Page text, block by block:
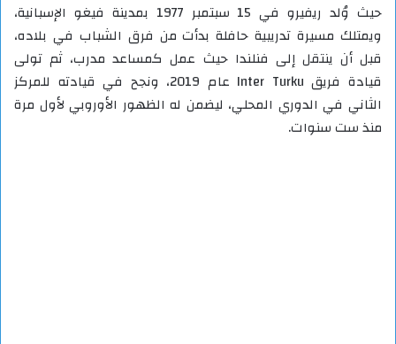
حيث وُلد ريفيرو في 15 سبتمبر 1977 بمدينة فيغو الإسبانية،
ويمتلك مسيرة تدريبية حافلة بدأت من فرق الشباب في بلاده،
قبل أن ينتقل إلى فنلندا حيث عمل كمساعد مدرب، ثم تولى
قيادة فريق Inter Turku عام 2019، ونجح في قيادته للمركز
الثاني في الدوري المحلي، ليضمن له الظهور الأوروبي لأول مرة
منذ ست سنوات.